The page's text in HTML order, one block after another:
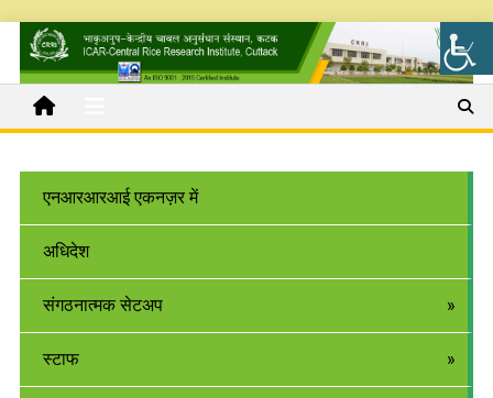
एनआरआरआई एकनज़र में
अधिदेश
संगठनात्मक सेटअप
स्टाफ